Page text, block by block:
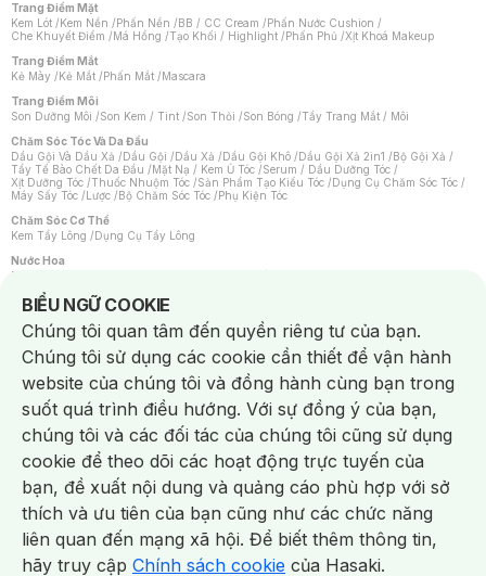
Trang Điểm Mặt
Kem Lót /Kem Nền /Phấn Nền /BB / CC Cream /Phấn Nước Cushion /
Che Khuyết Điểm /Má Hồng /Tạo Khối / Highlight /Phấn Phủ /Xịt Khoá Makeup
Trang Điểm Mắt
Kẻ Mày /Kẻ Mắt /Phấn Mắt /Mascara
Trang Điểm Môi
Son Dưỡng Môi /Son Kem / Tint /Son Thỏi /Son Bóng /Tẩy Trang Mắt / Môi
Chăm Sóc Tóc Và Da Đầu
Dầu Gội Và Dầu Xả /Dầu Gội /Dầu Xả /Dầu Gội Khô /Dầu Gội Xả 2in1 /Bộ Gội Xả /
Tẩy Tế Bào Chết Da Đầu /Mặt Nạ / Kem Ủ Tóc /Serum / Dầu Dưỡng Tóc /
Xịt Dưỡng Tóc /Thuốc Nhuộm Tóc /Sản Phẩm Tạo Kiểu Tóc /Dụng Cụ Chăm Sóc Tóc /
Máy Sấy Tóc /Lược /Bộ Chăm Sóc Tóc /Phụ Kiện Tóc
Chăm Sóc Cơ Thể
Kem Tẩy Lông /Dụng Cụ Tẩy Lông
Nước Hoa
Nước Hoa Nữ
Chăm Sóc Cá Nhân
Chống Muỗi /Khẩu Trang /Máy Massage/Mặt Nạ Xông Hơi /Nước Rửa Tay/
Sản Phẩm Chăm Sóc Khác /Bàn Chải Đánh Răng /Bàn Chải Điện/
Hỗ Trợ Trắng Răng/Kem Đánh Răng /Máy Tăm Nước/ Nước Súc Miệng/
Tăm / Chỉ Nha Khoa/ Xịt Thơm Miệng / Dung Dịch Vệ Sinh/Dưỡng Vùng Kín/
Khăn Ướt Vệ Sinh Vùng Kín/Băng Vệ Sinh/Tampon/Bọt Cạo Râu /Dao Cạo Râu/
Máy Cạo Râu
Vấn Đề Về Da
Da Dầu / Lỗ Chân Lông To/ Da Khô / Mất Nước/ Da Lão Hóa/ Da Mụn/
Da Nhạy Cảm / Kích Ứng
Da Xỉn Màu Thâm / Nám / Tàn Nhang
Quầng Thâm & Bọng Mắt /Sẹo /Viêm Da Cơ Địa
Dụng Cụ / Phụ Kiện Chăm Sóc Da
Bông Tẩy Trang
Khăn Lau Mặt Khô Dụng Cụ / Máy Rửa Mặt Máy Chăm Sóc Da
Dụng Cụ Chăm Sóc Khác
BIỂU NGỮ COOKIE
Notice about cookies usage
Chúng tôi quan tâm đến quyền riêng tư của bạn.
Chúng tôi sử dụng các cookie cần thiết để vận hành
website của chúng tôi và đồng hành cùng bạn trong
suốt quá trình điều hướng. Với sự đồng ý của bạn,
chúng tôi và các đối tác của chúng tôi cũng sử dụng
cookie để theo dõi các hoạt động trực tuyến của
bạn, đề xuất nội dung và quảng cáo phù hợp với sở
thích và ưu tiên của bạn cũng như các chức năng
liên quan đến mạng xã hội. Để biết thêm thông tin,
hãy truy cập Chính sách cookie của Hasaki.